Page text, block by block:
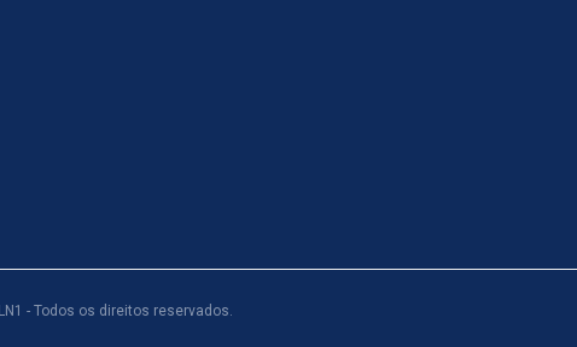
- Todos os direitos reservados.